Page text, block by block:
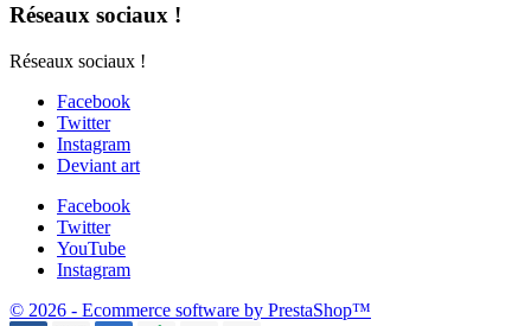
Réseaux sociaux !
Réseaux sociaux !
Facebook
Twitter
Instagram
Deviant art
Facebook
Twitter
YouTube
Instagram
© 2026 - Ecommerce software by PrestaShop™